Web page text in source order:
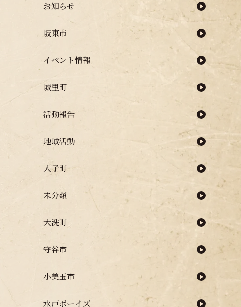
お知らせ
坂東市
イベント情報
城里町
活動報告
地域活動
大子町
未分類
大洗町
守谷市
小美玉市
水戸ボーイズ